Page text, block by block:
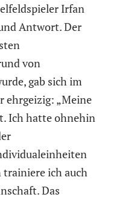
Irfan
Antwort. Der
von
gab sich im
ehrgeizig: „Meine
Ich hatte ohnehin
trainiere ich auch
Das